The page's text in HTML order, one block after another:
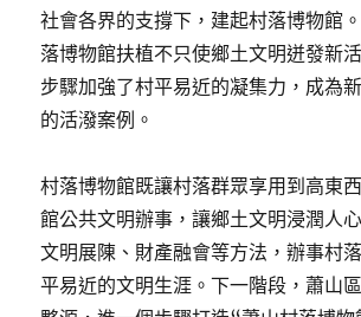
社會各界的支撐下，建起村落博物館
落博物館扶植不只使鄉土文明迸發新
步驟加強了村平易近的凝集力，成為
的活潑案例。
村落博物館既讓村落群眾享用到高東
館公共文明辦事，讓鄉土文明浸潤人
文明展陳、財產融會等方法，辦事村
平易近的文明生涯。下一階段，蕭山